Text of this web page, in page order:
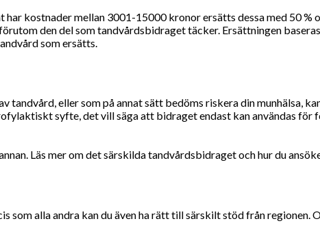
kostnader mellan 3001-15000 kronor ersätts dessa med 50
den del som tandvårdsbidraget täcker. Ersättningen
som ersätts.
eller som på annat sätt bedöms riskera din munhälsa,
syfte, det vill säga att bidraget endast kan användas för
Läs mer om det särskilda tandvårdsbidraget och hur du
som alla andra kan du även ha rätt till särskilt stöd från regionen.